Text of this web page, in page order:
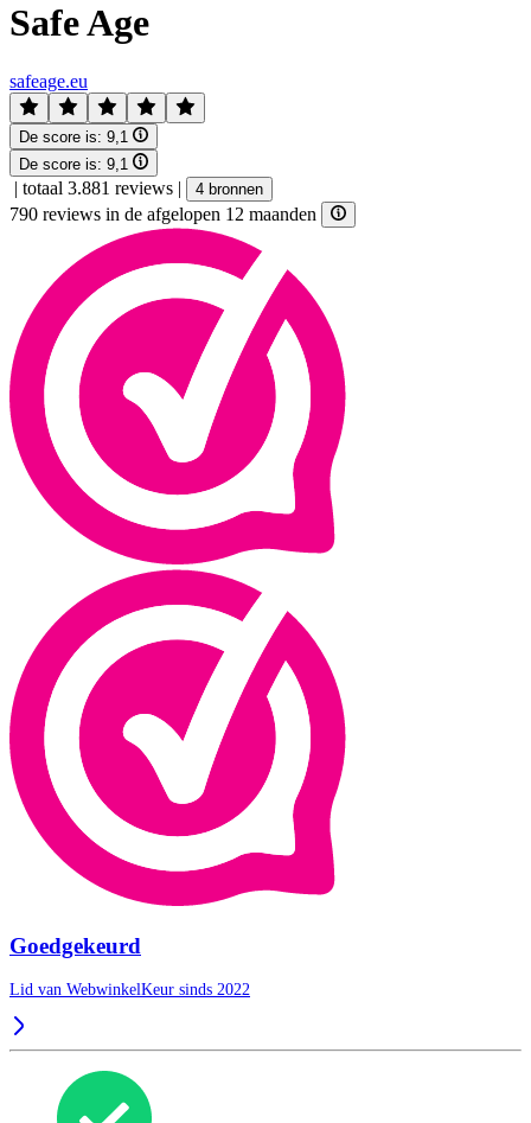
Safe Age
safeage.eu
De score is: 9,1
De score is: 9,1
| totaal 3.881 reviews | 4 bronnen
790 reviews in de afgelopen 12 maanden
Goedgekeurd
Lid van WebwinkelKeur sinds 2022